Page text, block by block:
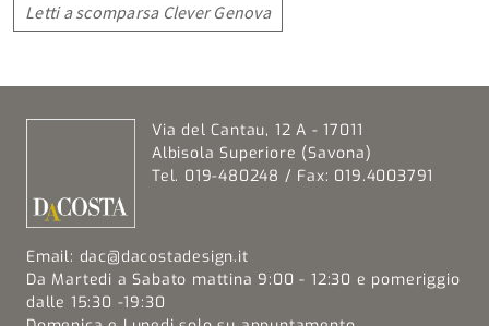
Letti a scomparsa Clever Genova
Via del Cantau, 12 A - 17011
Albisola Superiore (Savona)
Tel. 019-480248 / Fax: 019.4003791
Email: dac@dacostadesign.it
Da Martedi a Sabato mattina 9:00 - 12:30 e pomeriggio
dalle 15:30 -19:30